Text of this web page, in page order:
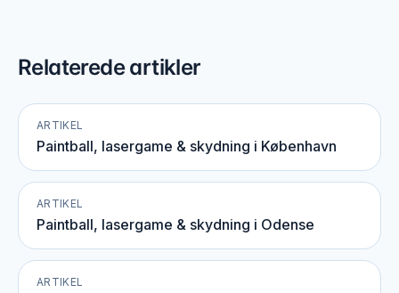
Relaterede artikler
ARTIKEL
Paintball, lasergame & skydning i København
ARTIKEL
Paintball, lasergame & skydning i Odense
ARTIKEL